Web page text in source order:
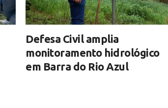
Defesa Civil amplia
monitoramento hidrológico
em Barra do Rio Azul